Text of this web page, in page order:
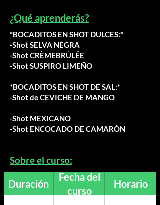
¿Qué aprenderás?
*BOCADITOS EN SHOT DULCES:*
-Shot SELVA NEGRA
-Shot CRÈMEBRÛLÉE
-Shot SUSPIRO LIMEÑO
*BOCADITOS EN SHOT DE SAL:*
-Shot de CEVICHE DE MANGO
-Shot MEXICANO
-Shot ENCOCADO DE CAMARÓN
Sobre el curso:
Duración
Fecha del
curso
Horario